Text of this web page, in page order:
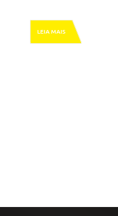
LEIA MAIS